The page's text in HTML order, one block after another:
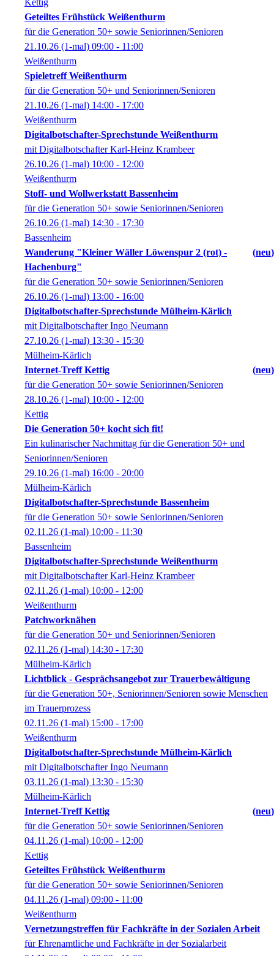
Kettig
Geteiltes Frühstück Weißenthurm
für die Generation 50+ sowie Seniorinnen/Senioren
21.10.26 (1-mal) 09:00 - 11:00
Weißenthurm
Spieletreff Weißenthurm
für die Generation 50+ und Seniorinnen/Senioren
21.10.26 (1-mal) 14:00 - 17:00
Weißenthurm
Digitalbotschafter-Sprechstunde Weißenthurm
mit Digitalbotschafter Karl-Heinz Krambeer
26.10.26 (1-mal) 10:00 - 12:00
Weißenthurm
Stoff- und Wollwerkstatt Bassenheim
für die Generation 50+ sowie Seniorinnen/Senioren
26.10.26 (1-mal) 14:30 - 17:30
Bassenheim
Wanderung "Kleiner Wäller Löwenspur 2 (rot) -
Hachenburg"
neu
für die Generation 50+ sowie Seniorinnen/Senioren
26.10.26 (1-mal) 13:00 - 16:00
Digitalbotschafter-Sprechstunde Mülheim-Kärlich
mit Digitalbotschafter Ingo Neumann
27.10.26 (1-mal) 13:30 - 15:30
Mülheim-Kärlich
Internet-Treff Kettig
neu
für die Generation 50+ sowie Seniorinnen/Senioren
28.10.26 (1-mal) 10:00 - 12:00
Kettig
Die Generation 50+ kocht sich fit!
Ein kulinarischer Nachmittag für die Generation 50+ und
Seniorinnen/Senioren
29.10.26 (1-mal) 16:00 - 20:00
Mülheim-Kärlich
Digitalbotschafter-Sprechstunde Bassenheim
für die Generation 50+ sowie Seniorinnen/Senioren
02.11.26 (1-mal) 10:00 - 11:30
Bassenheim
Digitalbotschafter-Sprechstunde Weißenthurm
mit Digitalbotschafter Karl-Heinz Krambeer
02.11.26 (1-mal) 10:00 - 12:00
Weißenthurm
Patchworknähen
für die Generation 50+ und Seniorinnen/Senioren
02.11.26 (1-mal) 14:30 - 17:30
Mülheim-Kärlich
Lichtblick - Gesprächsangebot zur Trauerbewältigung
für die Generation 50+, Seniorinnen/Senioren sowie Menschen
im Trauerprozess
02.11.26 (1-mal) 15:00 - 17:00
Weißenthurm
Digitalbotschafter-Sprechstunde Mülheim-Kärlich
mit Digitalbotschafter Ingo Neumann
03.11.26 (1-mal) 13:30 - 15:30
Mülheim-Kärlich
Internet-Treff Kettig
neu
für die Generation 50+ sowie Seniorinnen/Senioren
04.11.26 (1-mal) 10:00 - 12:00
Kettig
Geteiltes Frühstück Weißenthurm
für die Generation 50+ sowie Seniorinnen/Senioren
04.11.26 (1-mal) 09:00 - 11:00
Weißenthurm
Vernetzungstreffen für Fachkräfte in der Sozialen Arbeit
für Ehrenamtliche und Fachkräfte in der Sozialarbeit